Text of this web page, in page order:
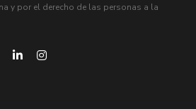
y por el derecho de las personas a la